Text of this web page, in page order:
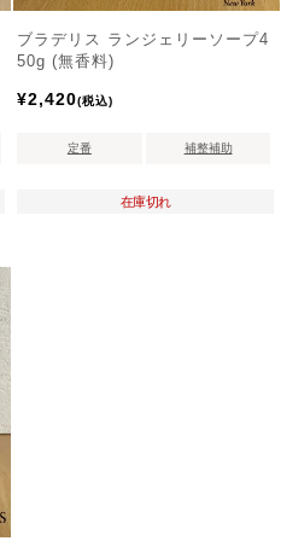
ブラデリス ランジェリーソープ4
50g (無香料)
¥2,420 税込
定番 補整補助
在庫切れ